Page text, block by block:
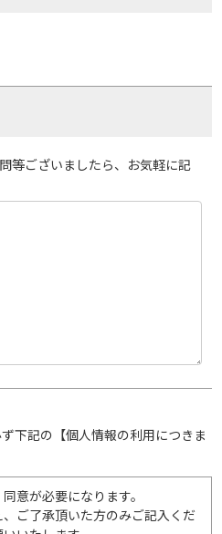
等ございましたら、お気軽に記
下記の【個人情報の利用につきま
意が必要になります。
ご了承頂いた方のみご記入くだ